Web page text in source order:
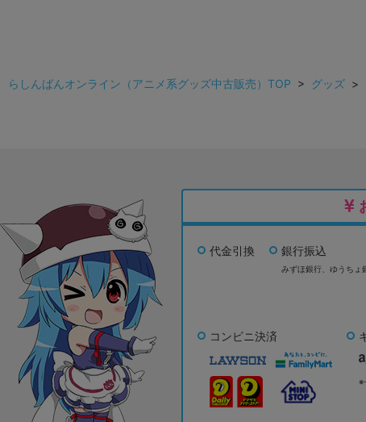
らしんばんオンライン（アニメ系グッズ中古販売）TOP > グッズ >
代金引換 銀行振込
みずほ銀行、 ゆうちょ
コンビニ決済
※